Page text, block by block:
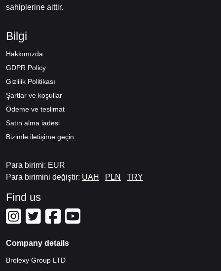
sahiplerine aittir.
Bilgi
Hakkımızda
GDPR Policy
Gizlilik Politikası
Şartlar ve koşullar
Ödeme ve teslimat
Satın alma iadesi
Bizimle iletişime geçin
Para birimi: EUR
Para birimini değiştir: UAH PLN TRY
Find us
Company details
Brolexy Group LTD